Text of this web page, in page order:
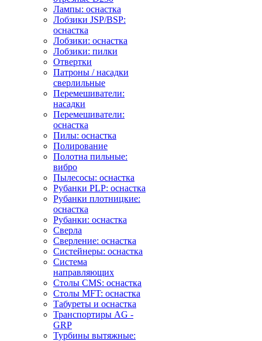
Лампы: оснастка
Лобзики JSP/BSP:
оснастка
Лобзики: оснастка
Лобзики: пилки
Отвертки
Патроны / насадки
сверлильные
Перемешиватели:
насадки
Перемешиватели:
оснастка
Пилы: оснастка
Полирование
Полотна пильные:
вибро
Пылесосы: оснастка
Рубанки PLP: оснастка
Рубанки плотницкие:
оснастка
Рубанки: оснастка
Сверла
Сверление: оснастка
Систейнеры: оснастка
Система
направляющих
Столы CMS: оснастка
Столы MFT: оснастка
Табуреты и оснастка
Транспортиры AG -
GRP
Турбины вытяжные: